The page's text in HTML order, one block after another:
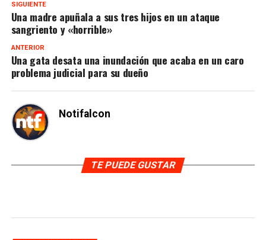
SIGUIENTE
Una madre apuñala a sus tres hijos en un ataque
sangriento y «horrible»
ANTERIOR
Una gata desata una inundación que acaba en un caro
problema judicial para su dueño
Notifalcon
TE PUEDE GUSTAR